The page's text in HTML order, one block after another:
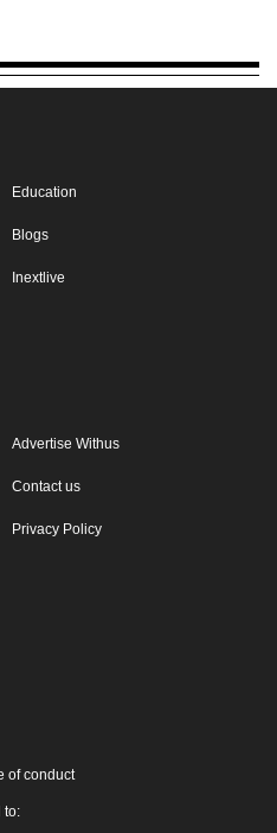
Education
Blogs
Inextlive
Advertise Withus
Contact us
Privacy Policy
of conduct
to: